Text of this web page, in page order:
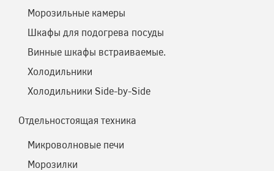
Морозильные камеры
Шкафы для подогрева посуды
Винные шкафы встраиваемые.
Холодильники
Холодильники Side-by-Side
Отдельностоящая техника
Микроволновые печи
Морозилки